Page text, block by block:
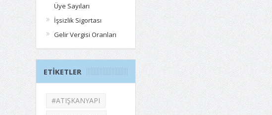
Üye Sayıları
İşsizlik Sigortası
Gelir Vergisi Oranları
ETIKETLER
#ATIŞKANYAPI